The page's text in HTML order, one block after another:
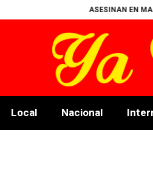
ASESINAN EN MARQUELIA
Local Nacional